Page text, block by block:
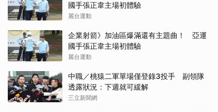
國手張正韋主場初體驗
麗台運動
企業射箭》加油區爆滿還有主題曲！ 亞運
國手張正韋主場初體驗
麗台運動
中職／桃猿二軍單場僅登錄3投手 副領隊
透露狀況：下週就可緩解
三立新聞網